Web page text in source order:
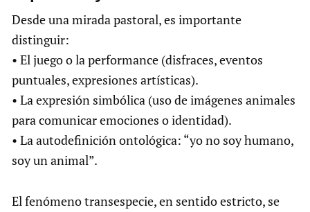
Desde una mirada pastoral, es importante
distinguir:
• El juego o la performance (disfraces, eventos
puntuales, expresiones artísticas).
• La expresión simbólica (uso de imágenes animales
para comunicar emociones o identidad).
• La autodefinición ontológica: “yo no soy humano,
soy un animal”.
El fenómeno transespecie, en sentido estricto, se